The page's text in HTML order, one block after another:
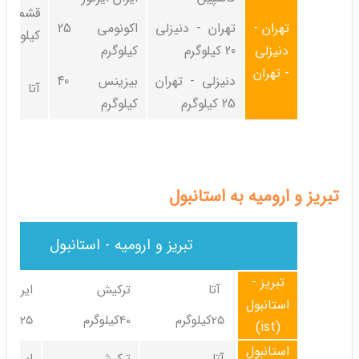
کیلوگرم
آتا 20 کیلوگرم
اکونومی 25
کیلوگرم
بیزینس 40
کیلوگرم
تهران - دنیزلی
20 کیلوگرم
دنیزلی - تهران
25 کیلوگرم
تهران -
دنیزلی
- تهران
تبریز و ارومیه به استانبول
تبریز و ارومیه - استانبول
ایران
25کیلوگرم
ترکیش
40کیلوگرم
آتا
تبریز -
استانبول
(ist)
استانبول